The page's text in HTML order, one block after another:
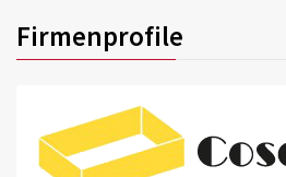
Firmenprofile